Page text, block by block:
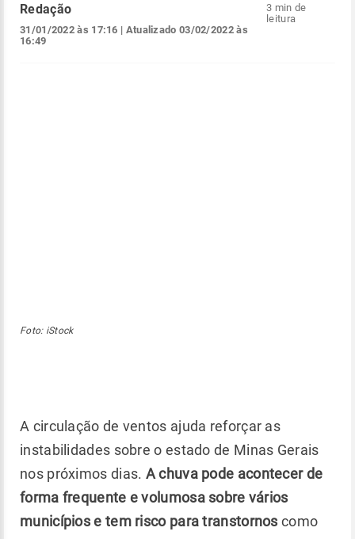
Redação
31/01/2022 às 17:16 | Atualizado 03/02/2022 às
16:49
3 min de
leitura
Foto: iStock
A circulação de ventos ajuda reforçar as
instabilidades sobre o estado de Minas Gerais
nos próximos dias. A chuva pode acontecer de
forma frequente e volumosa sobre vários
municípios e tem risco para transtornos como